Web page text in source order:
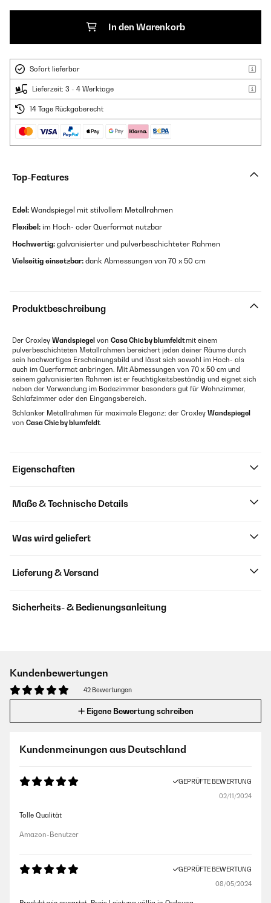
In den Warenkorb
Sofort lieferbar
Lieferzeit: 3 - 4 Werktage
14 Tage Rückgaberecht
Top-Features
Edel : Wandspiegel mit stilvollem Metallrahmen
Flexibel: im Hoch- oder Querformat nutzbar
Hochwertig: galvanisierter und pulverbeschichteter Rahmen
Vielseitig einsetzbar: dank Abmessungen von 70 x 50 cm
Produktbeschreibung
Der Croxley Wandspiegel von Casa Chic by blumfeldtmit einem
pulverbeschichteten Metallrahmen bereichert jeden deiner Räume durch
sein hochwertiges Erscheinungsbild und lässt sich sowohl im Hoch- als
auch im Querformat anbringen. Mit Abmessungen von 70 x 50 cm und
seinem galvanisierten Rahmen ist er feuchtigkeitsbeständig und eignet sich
neben der Verwendung im Badezimmer besonders gut für Wohnzimmer,
Schlafzimmer oder den Eingangsbereich.
Schlanker Metallrahmen für maximale Eleganz: der Croxley Wandspiegel
von Casa Chic by blumfeldt.
Eigenschaften
Maße & Technische Details
Was wird geliefert
Lieferung & Versand
Sicherheits- & Bedienungsanleitung
Kundenbewertungen
42 Bewertungen
Eigene Bewertung schreiben
Kundenmeinungen aus Deutschland
GEPRÜFTE BEWERTUNG
02/11/2024
Tolle Qualität
Amazon-Benutzer
GEPRÜFTE BEWERTUNG
08/05/2024